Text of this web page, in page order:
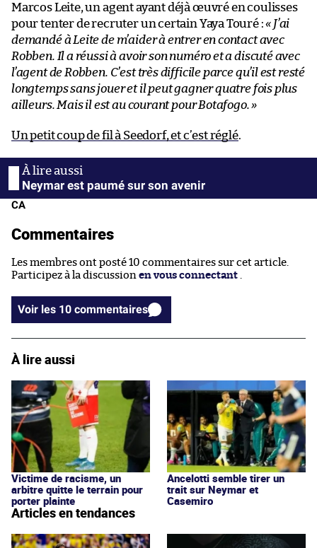
Marcos Leite, un agent ayant déjà œuvré en coulisses
pour tenter de recruter un certain Yaya Touré :« J’ai
demandé à Leite de m’aider à entrer en contact avec
Robben. Il a réussi à avoir son numéro et a discuté avec
l’agent de Robben. C’est très difficile parce qu’il est resté
longtemps sans jouer et il peut gagner quatre fois plus
ailleurs. Mais il est au courant pour Botafogo. »
Un petit coup de fil à Seedorf, et c’est réglé.
Neymar est paumé sur son avenir
CA
Commentaires
Les membres ont posté 10 commentaires sur cet article.
Participez à la discussion en vous connectant
Voir les 10 commentaires
À lire aussi
Victime de racisme, un
arbitre quitte le terrain pour
porter plainte
Ancelotti semble tirer un
trait sur Neymar et
Casemiro
Articles en tendances